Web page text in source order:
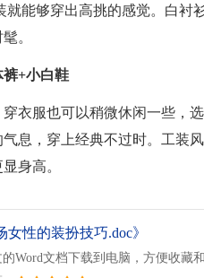
就能够穿出高挑的感觉。白
。
裤+小白鞋
衣服也可以稍微休闲一些，
息，穿上经典不过时。工装
身高。
女性的装扮技巧.doc》
Word文档下载到电脑，方便收藏